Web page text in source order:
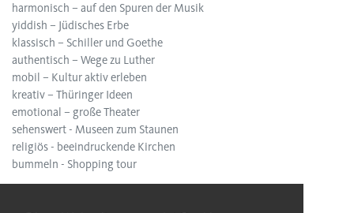
harmonisch – auf den Spuren der Musik
yiddish – Jüdisches Erbe
klassisch – Schiller und Goethe
authentisch – Wege zu Luther
mobil – Kultur aktiv erleben
kreativ – Thüringer Ideen
emotional – große Theater
sehenswert - Museen zum Staunen
religiös - beeindruckende Kirchen
bummeln - Shopping tour